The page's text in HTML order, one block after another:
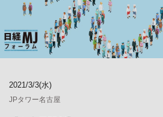
2021/3/3(水)
JPタワー名古屋